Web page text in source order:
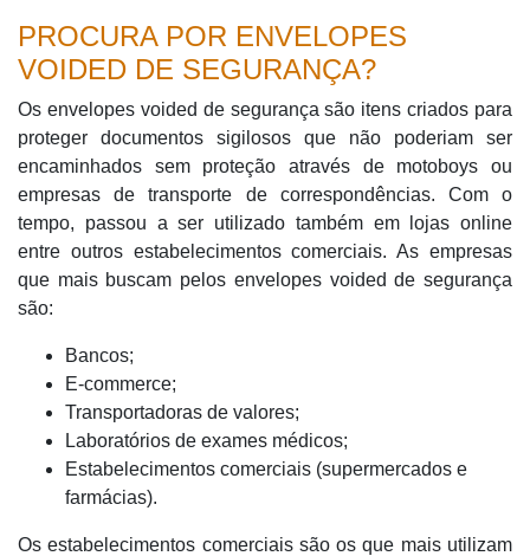
PROCURA POR ENVELOPES
VOIDED DE SEGURANÇA?
Os envelopes voided de segurança são itens criados para
proteger documentos sigilosos que não poderiam ser
encaminhados sem proteção através de motoboys ou
empresas de transporte de correspondências. Com o
tempo, passou a ser utilizado também em lojas online
entre outros estabelecimentos comerciais. As empresas
que mais buscam pelos envelopes voided de segurança
são:
Bancos;
E-commerce;
Transportadoras de valores;
Laboratórios de exames médicos;
Estabelecimentos comerciais (supermercados e
farmácias).
Os estabelecimentos comerciais são os que mais utilizam